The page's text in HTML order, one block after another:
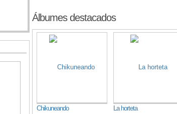
Álbumes destacados
Chikuneando
La horteta